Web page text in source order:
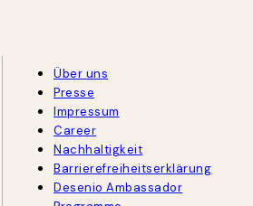
Über uns
Presse
Impressum
Career
Nachhaltigkeit
Barrierefreiheitserklärung
Desenio Ambassador